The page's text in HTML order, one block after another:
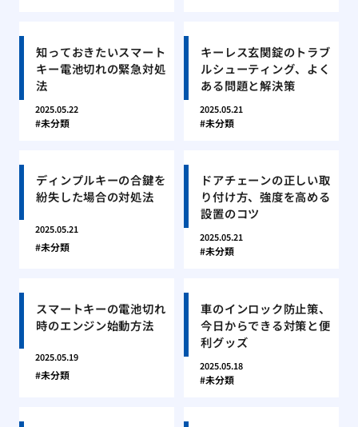
知っておきたいスマート
キー電池切れの緊急対処
法
2025.05.22
未分類
キーレス玄関錠のトラブ
ルシューティング、よく
ある問題と解決策
2025.05.21
未分類
ディンプルキーの合鍵を
紛失した場合の対処法
2025.05.21
未分類
ドアチェーンの正しい取
り付け方、強度を高める
設置のコツ
2025.05.21
未分類
スマートキーの電池切れ
時のエンジン始動方法
2025.05.19
未分類
車のインロック防止策、
今日からできる対策と便
利グッズ
2025.05.18
未分類